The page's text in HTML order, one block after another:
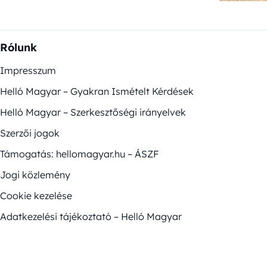
Rólunk
Impresszum
Helló Magyar – Gyakran Ismételt Kérdések
Helló Magyar – Szerkesztőségi irányelvek
Szerzői jogok
Támogatás: hellomagyar.hu – ÁSZF
Jogi közlemény
Cookie kezelése
Adatkezelési tájékoztató – Helló Magyar